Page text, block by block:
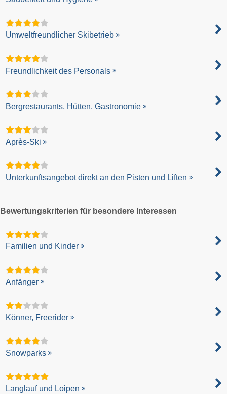
Umweltfreundlicher Skibetrieb
Freundlichkeit des Personals
Bergrestaurants, Hütten, Gastronomie
Après-Ski
Unterkunftsangebot direkt an den Pisten und Liften
Bewertungskriterien für besondere Interessen
Familien und Kinder
Anfänger
Könner, Freerider
Snowparks
Langlauf und Loipen